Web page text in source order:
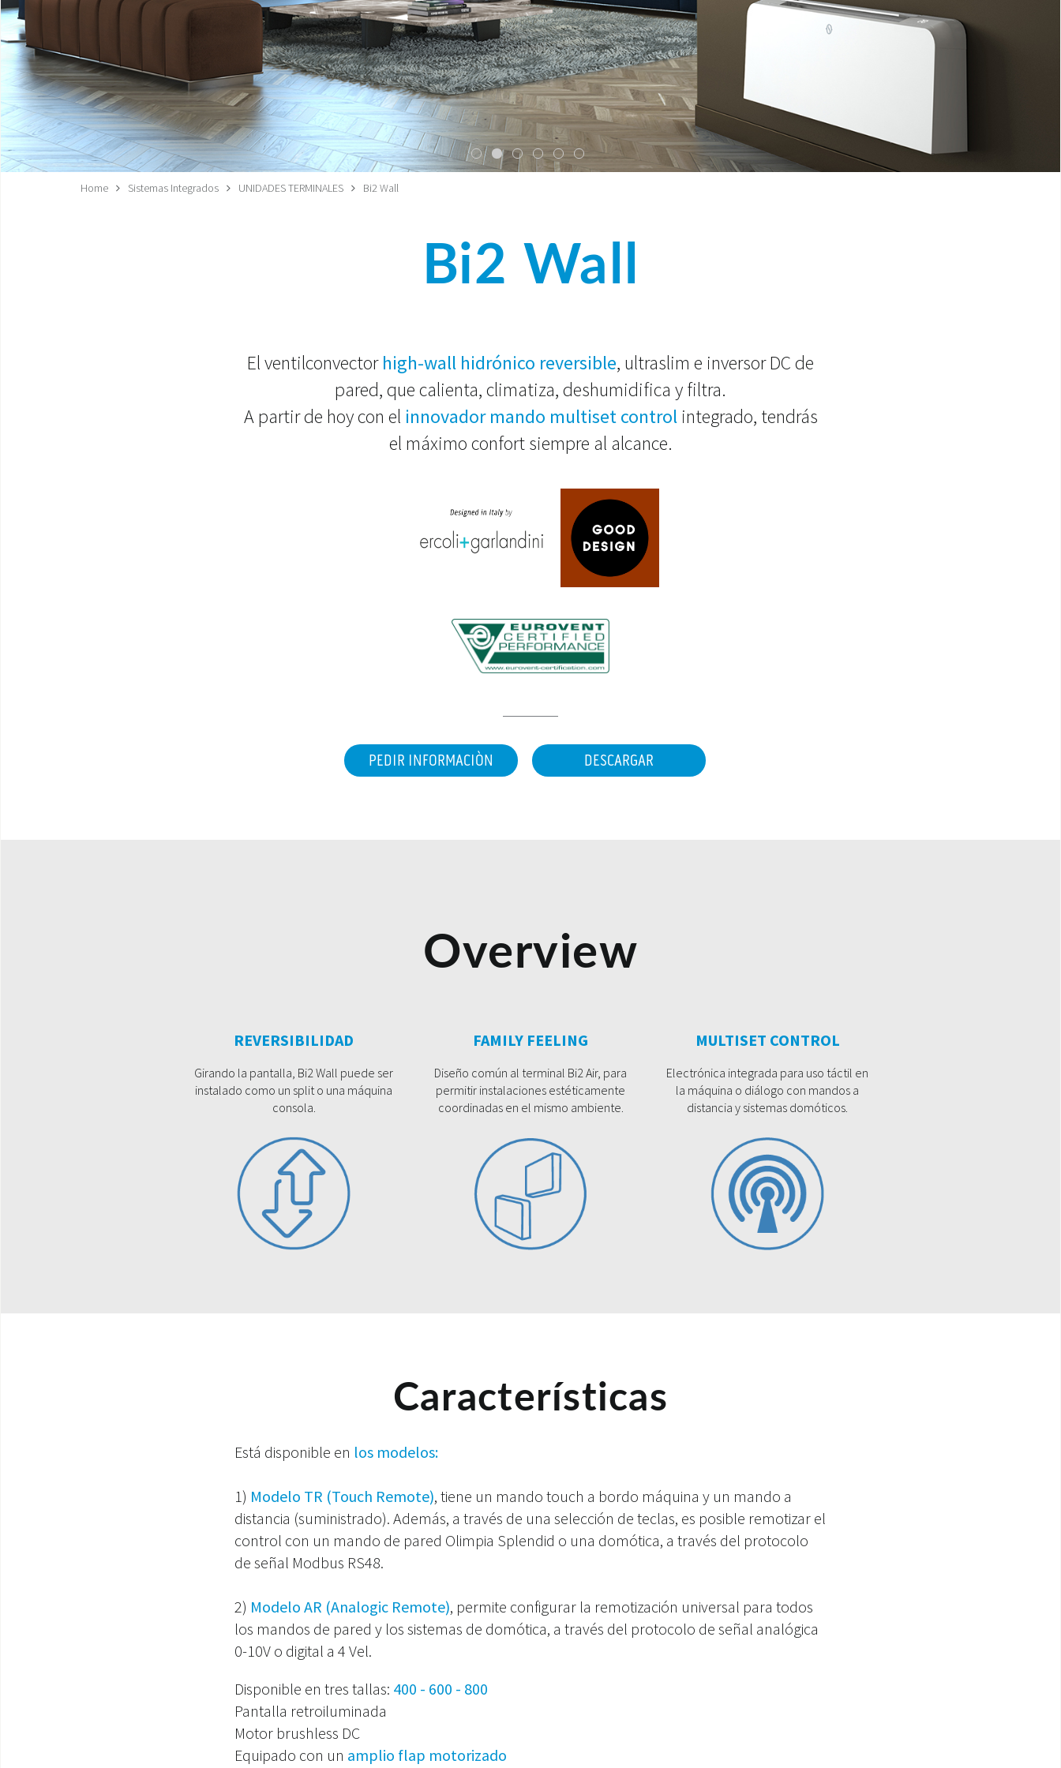
Home Sistemas Integrados UNIDADES TERMINALES Bi2 Wall
Bi2 Wall
El ventilconvectorhigh-wall hidrónico reversible, ultraslim e inversor DC de
pared, que calienta, climatiza, deshumidifica y filtra.
A partir de hoy con el innovador mando multiset controlintegrado, tendrás
el máximo confort siempre al alcance.
PEDIR INFORMACIÒN DESCARGAR
Overview
REVERSIBILIDAD
Girando la pantalla, Bi2 Wall puede ser
instalado como un split o una máquina
consola.
FAMILY FEELING
Diseño común al terminal Bi2 Air, para
permitir instalaciones estéticamente
coordinadas en el mismo ambiente.
MULTISET CONTROL
Electrónica integrada para uso táctil en
la máquina o diálogo con mandos a
distancia y sistemas domóticos.
Características
Está disponible en los modelos:
1) Modelo TR (Touch Remote), tiene un mando touch a bordo máquina y un mando a
distancia (suministrado). Además, a través de una selección de teclas, es posible remotizar el
control con un mando de pared Olimpia Splendid o una domótica, a través del protocolo
de señal Modbus RS48.
2) Modelo AR (Analogic Remote), permite configurar la remotización universal para todos
los mandos de pared y los sistemas de domótica, a través del protocolo de señal analógica
0-10V o digital a 4 Vel.
Disponible en tres tallas: 400 - 600 - 800
Pantalla retroiluminada
Motor brushless DC
Equipado con un amplio flap motorizado